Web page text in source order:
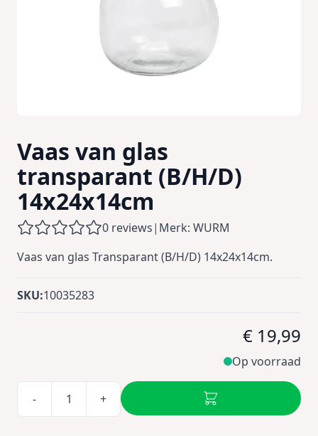
Vaas van glas
transparant (B/H/D)
14x24x14cm
0 reviews| Merk: WURM
Vaas van glas Transparant (B/H/D) 14x24x14cm.
SKU:10035283
€ 19,99
Op voorraad
- +